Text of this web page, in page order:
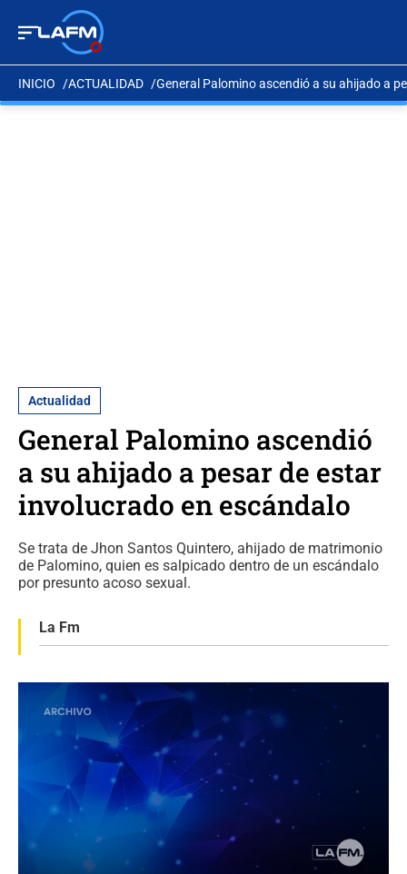
INICIO ACTUALIDAD General Palomino ascendió a su ahijado a
Actualidad
General Palomino ascendió
a su ahijado a pesar de estar
involucrado en escándalo
Se trata de Jhon Santos Quintero, ahijado de matrimonio
de Palomino, quien es salpicado dentro de un escándalo
por presunto acoso sexual.
La Fm